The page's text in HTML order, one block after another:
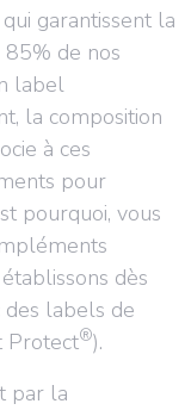
garantissent la
de nos
label
la composition
à ces
pour
pourquoi, vous
dès
des labels de
Protect®).
par la